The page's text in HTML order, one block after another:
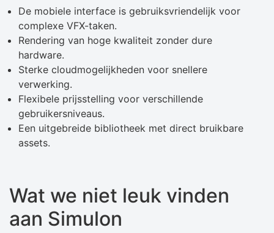
De mobiele interface is gebruiksvriendelijk voor
complexe VFX-taken.
Rendering van hoge kwaliteit zonder dure
hardware.
Sterke cloudmogelijkheden voor snellere
verwerking.
Flexibele prijsstelling voor verschillende
gebruikersniveaus.
Een uitgebreide bibliotheek met direct bruikbare
assets.
Wat we niet leuk vinden
aan Simulon